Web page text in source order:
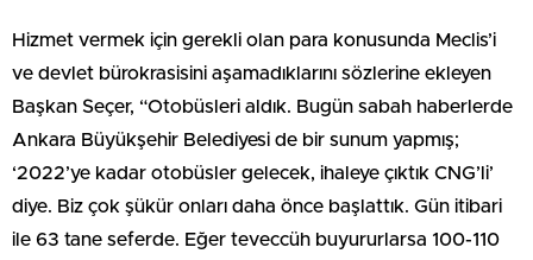
Hizmet vermek için gerekli olan para konusunda Meclis’i
ve devlet bürokrasisini aşamadıklarını sözlerine ekleyen
Başkan Seçer, “Otobüsleri aldık. Bugün sabah haberlerde
Ankara Büyükşehir Belediyesi de bir sunum yapmış;
‘2022’ye kadar otobüsler gelecek, ihaleye çıktık CNG’li’
diye. Biz çok şükür onları daha önce başlattık. Gün itibari
ile 63 tane seferde. Eğer teveccüh buyururlarsa 100-110